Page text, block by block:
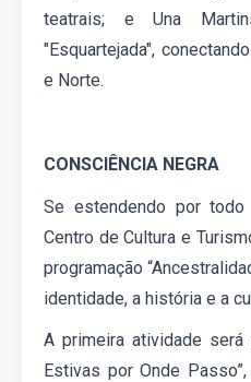
teatrais; e Una
"Esquartejada",
e Norte.
CONSCIÊNCIA NEGRA
Se estendendo por
Centro de Cultura e
programação
identidade, a história e a
A primeira atividade será
Estivas por Onde